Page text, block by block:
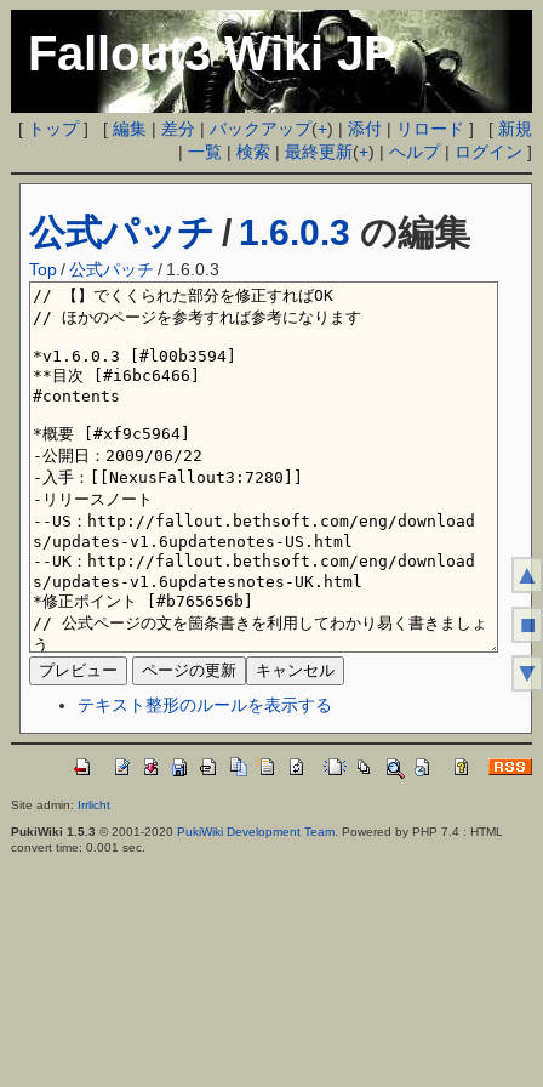
Fallout3 Wiki JP
[ トップ] [編集 | 差分 |バックアップ(+) |添付 | リロード ] [ 新規
|一覧 |検索 |最終更新(+) |ヘルプ| ログイン ]
公式パッチ / 1.6.0.3 の編集
Top /公式パッチ / 1.6.0.3
テキスト整形のルールを表示する
Site admin: Irrlicht
PukiWiki 1.5.3 © 2001-2020 PukiWiki Development Team. Powered by PHP 7.4 : HTML
convert time: 0.001 sec.
▲
■
▼